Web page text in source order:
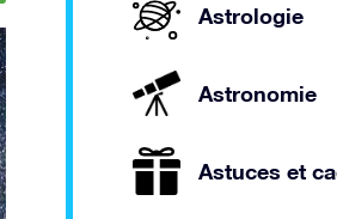
Astrologie
Astronomie
Astuces et